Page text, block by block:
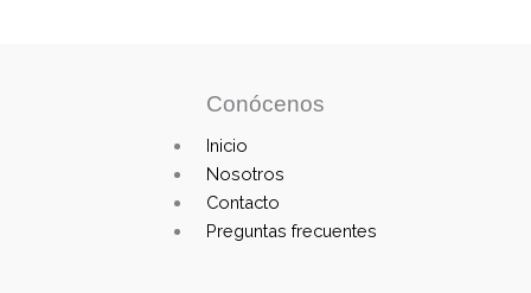
Conócenos
Main
Menu
Inicio
Nosotros
Contacto
Preguntas frecuentes